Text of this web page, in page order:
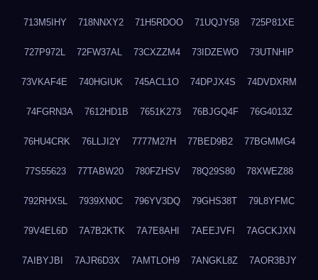
713M5IHY 718NNXY2 71H5RDOO 71UQJY58 725P81XE
727P972L 72FW37AL 73CXZZM4 73IDZEWO 73UTNHIP
73VKAF4E 740HGIUK 745ACL1O 74DPJX4S 74DVDXRM
74FGRN3A 7612HD1B 7651K273 76BJGQ4F 76G4013Z
76HU4CRK 76LLJI2Y 7777M27H 77BED9B2 77BGMMG4
77S55623 77TABW20 780FZHSV 78Q29S80 78XWEZ88
792RHX5L 7939XN0C 796YV3DQ 79GHS38T 79L8YFMC
79V4EL6D 7A7B2KTK 7A7E8AHI 7AEEJVFI 7AGCKJXN
7AIBYJBI 7AJR6D3X 7AMTLOH9 7ANGKL8Z 7AOR3BJY